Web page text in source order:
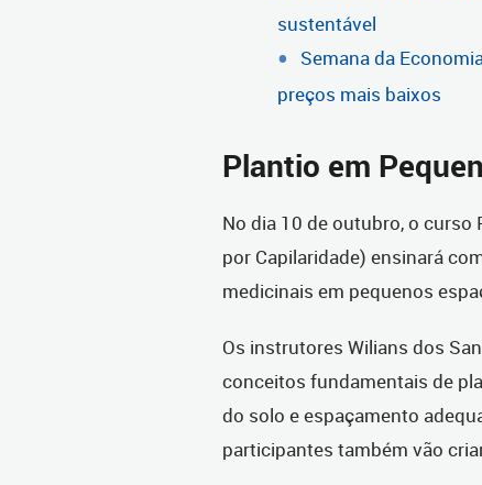
sustentável
Semana da
preços mais baixos
Plantio em
No dia 10 de outubro, o curso
por Capilaridade) ensinará
medicinais em pequenos
Os instrutores Wilians dos
conceitos fundamentais de
do solo e espaçamento
participantes também vão